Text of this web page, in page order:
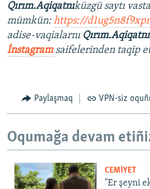
Qırım.Aqiqatnıküzgü saytı
mümkün:https://
adise-vaqialarnı
İnstagram saifelerinden taqip
Paylaşmaq VPN-siz
Oqumağa devam
CEMİYET
"Er şeyni